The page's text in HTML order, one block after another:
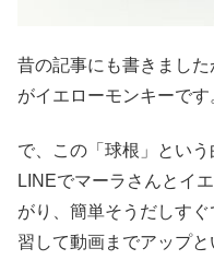
昔の記事にも書きまし
がイエローモンキーです
で、この「球根」という
LINEでマーラさんとイ
がり、簡単そうだしす
習して動画までアップ